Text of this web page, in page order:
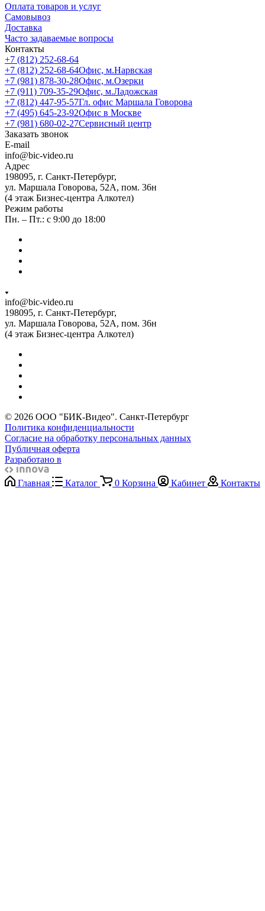
Оплата товаров и услуг
Самовывоз
Доставка
Часто задаваемые вопросы
Контакты
+7 (812) 252-68-64
+7 (812) 252-68-64Офис, м.Нарвская
+7 (981) 878-30-28Офис, м.Озерки
+7 (911) 709-35-29Офис, м.Ладожская
+7 (812) 447-95-57Гл. офис Маршала Говорова
+7 (495) 645-23-92Офис в Москве
+7 (981) 680-02-27Сервисный центр
Заказать звонок
E-mail
info@bic-video.ru
Адрес
198095, г. Санкт-Петербург,
ул. Маршала Говорова, 52А, пом. 36н
(4 этаж Бизнес-центра Алкотел)
Режим работы
Пн. – Пт.: с 9:00 до 18:00
info@bic-video.ru
198095, г. Санкт-Петербург,
ул. Маршала Говорова, 52А, пом. 36н
(4 этаж Бизнес-центра Алкотел)
© 2026 ООО "БИК-Видео". Санкт-Петербург
Политика конфиденциальности
Согласие на обработку персональных данных
Публичная оферта
Разработано в
Главная Каталог 0 Корзина Кабинет Контакты